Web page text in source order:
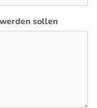
sollen